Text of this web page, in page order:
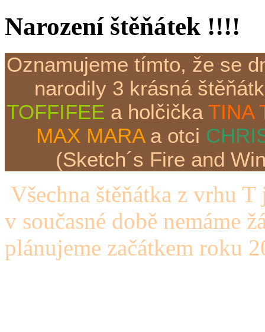
Narození štěňátek !!!!
Oznamujeme tímto, že se
narodily 3 krásná
TOFFIFEE a holčička TINA
MAX MARAa otci
(Sketch´s Fire and
Všechna štěňátka z vrhu
v současné době nemáme
plánujeme začátkem roku